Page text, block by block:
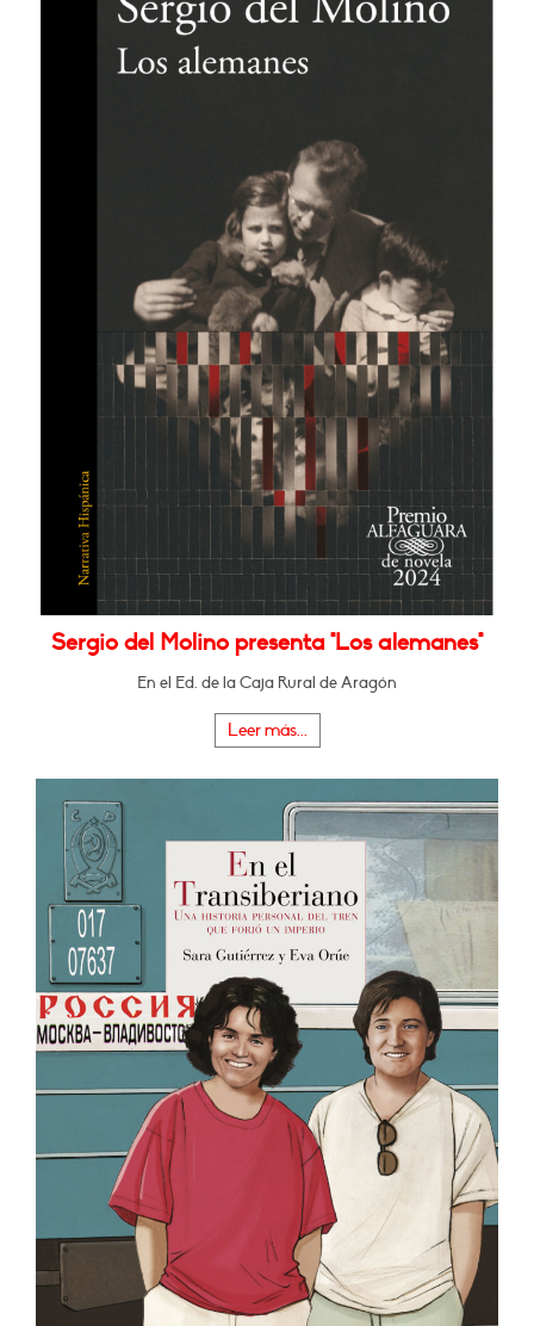
Sergio del Molino presenta "Los alemanes"
En el Ed. de la Caja Rural de Aragón
Leer más...